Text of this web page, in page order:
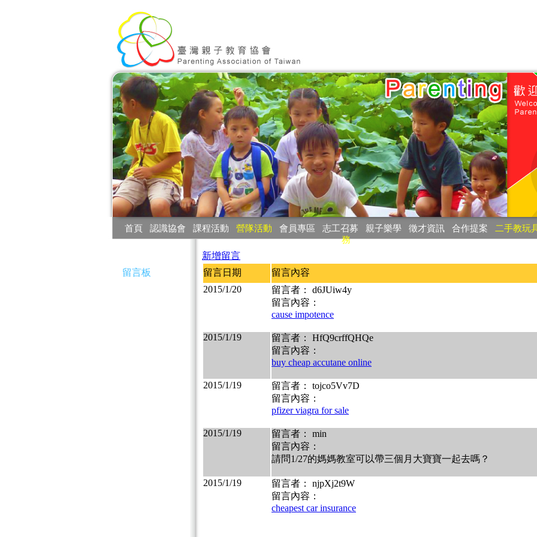
首頁 認識協會 課程活動 營隊活動 會員專區 志工召募 親子樂學 徵才資訊 合作提案
二手教玩
務
留言板
新增留言
留言日期
留言內容
2015/1/20
留言者： d6JUiw4y
留言內容：
cause impotence
2015/1/19
留言者： HfQ9crffQHQe
留言內容：
buy cheap accutane online
2015/1/19
留言者： tojco5Vv7D
留言內容：
pfizer viagra for sale
2015/1/19
留言者： min
留言內容：
請問1/27的媽媽教室可以帶三個月大寶寶一起去嗎？
2015/1/19
留言者： njpXj2t9W
留言內容：
cheapest car insurance